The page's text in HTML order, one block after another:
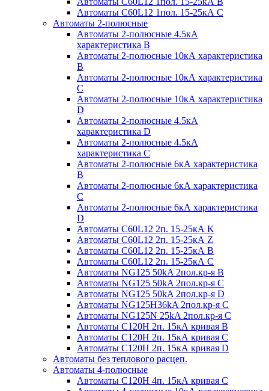
Автоматы С60L12 1пол. 15-25кА С
Автоматы 2-полюсные
Автоматы 2-полюсные 4.5кА
характеристика В
Автоматы 2-полюсные 10кА характеристика
B
Автоматы 2-полюсные 10кА характеристика
C
Автоматы 2-полюсные 10кА характеристика
D
Автоматы 2-полюсные 4.5кА
характеристика D
Автоматы 2-полюсные 4.5кА
характеристика С
Автоматы 2-полюсные 6кА характеристика
B
Автоматы 2-полюсные 6кА характеристика
C
Автоматы 2-полюсные 6кА характеристика
D
Автоматы C60L12 2п. 15-25кА K
Автоматы C60L12 2п. 15-25кА Z
Автоматы C60L12 2п. 15-25кА B
Автоматы C60L12 2п. 15-25кА C
Автоматы NG125 50kA 2пол.кр-я B
Автоматы NG125 50kA 2пол.кр-я C
Автоматы NG125 50kA 2пол.кр-я D
Автоматы NG125H36kA 2пол.кр-я C
Автоматы NG125N 25kA 2пол.кр-я C
Автоматы С120H 2п. 15кА кривая B
Автоматы С120H 2п. 15кА кривая C
Автоматы С120H 2п. 15кА кривая D
Автоматы без теплового расцеп.
Автоматы 4-полюсные
Автоматы С120H 4п. 15кА кривая C